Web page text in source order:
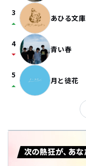
3
arrow_drop_up あひる文庫
4
arrow_drop_down 青い春
5
arrow_drop_up 月と徒花